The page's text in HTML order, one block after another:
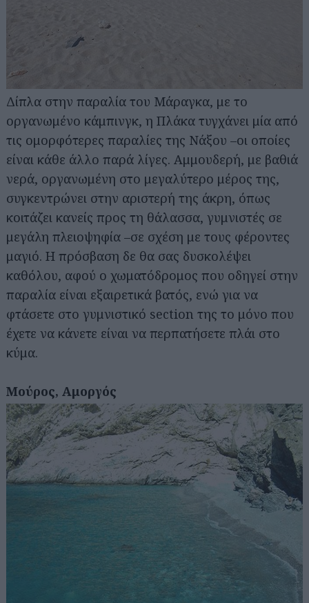
Δίπλα στην παραλία του Μάραγκα, με το
οργανωμένο κάμπινγκ, η Πλάκα τυγχάνει μία από
τις ομορφότερες παραλίες της Νάξου –οι οποίες
είναι κάθε άλλο παρά λίγες. Αμμουδερή, με βαθιά
νερά, οργανωμένη στο μεγαλύτερο μέρος της,
συγκεντρώνει στην αριστερή της άκρη, όπως
κοιτάζει κανείς προς τη θάλασσα, γυμνιστές σε
μεγάλη πλειοψηφία –σε σχέση με τους φέροντες
μαγιό. Η πρόσβαση δε θα σας δυσκολέψει
καθόλου, αφού ο χωματόδρομος που οδηγεί στην
παραλία είναι εξαιρετικά βατός, ενώ για να
φτάσετε στο γυμνιστικό section της το μόνο που
έχετε να κάνετε είναι να περπατήσετε πλάι στο
κύμα.
Μούρος, Αμοργός